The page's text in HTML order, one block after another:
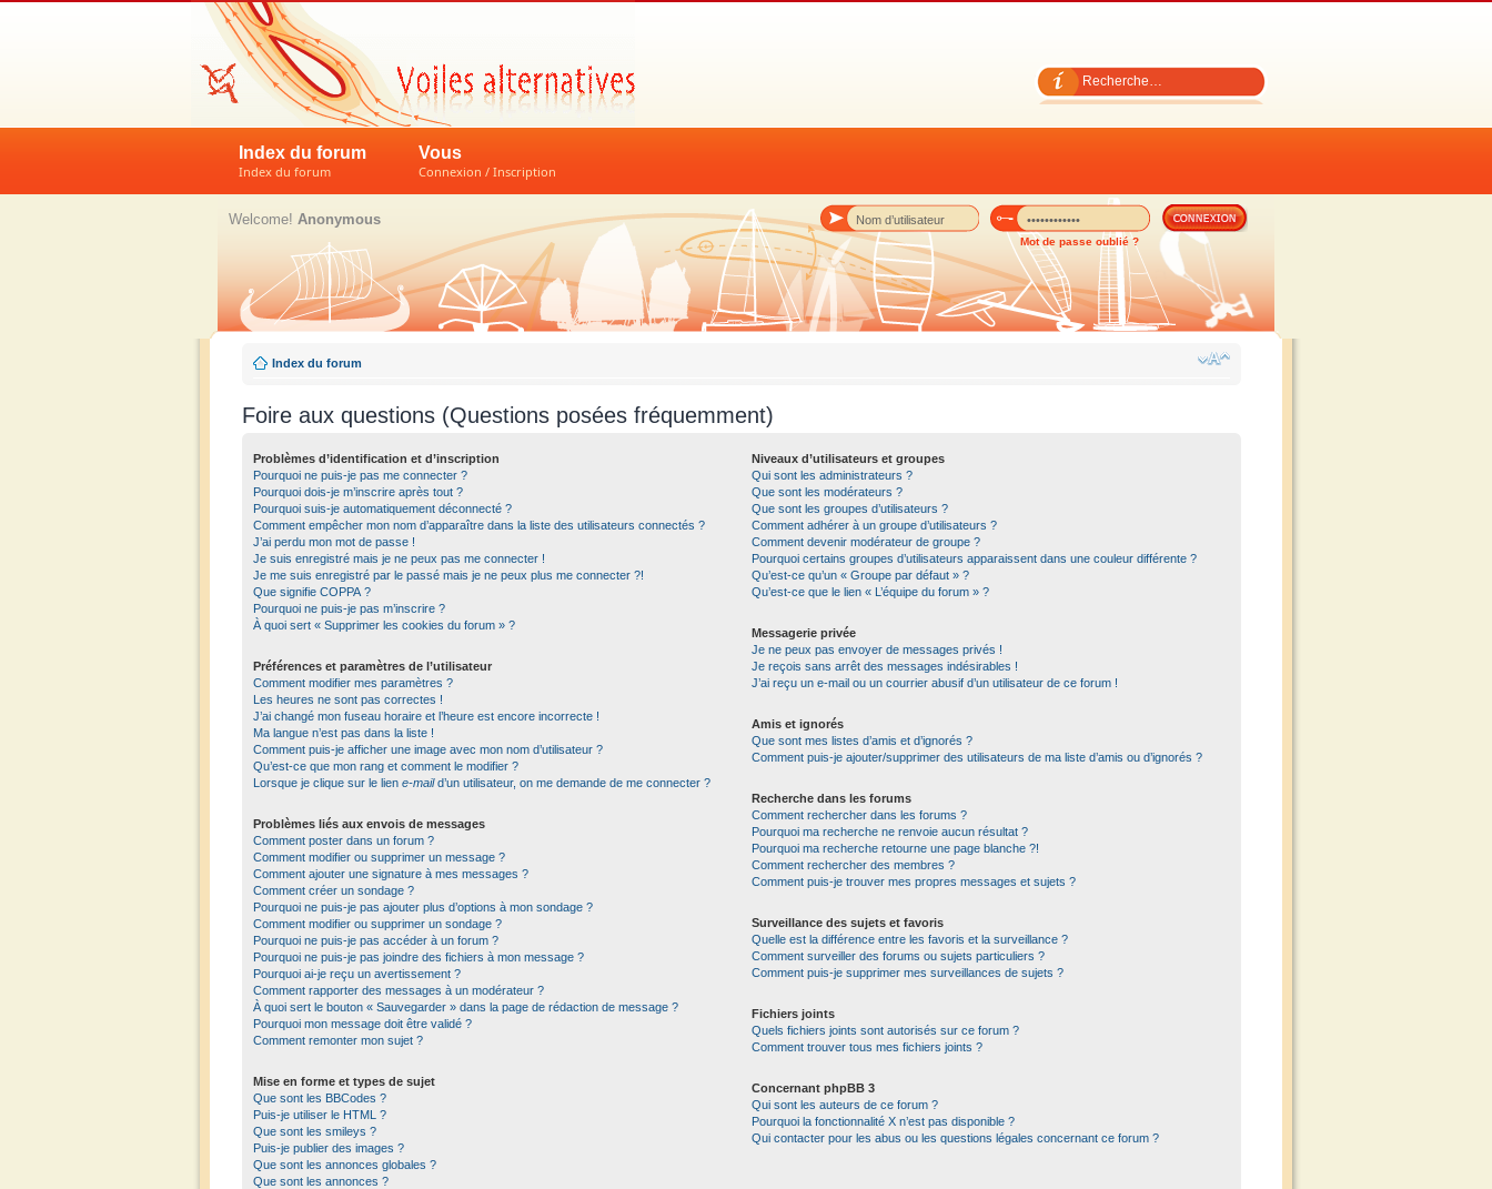
Index du forum
Index du forum
Vous
Connexion / Inscription
Mot de passe oublié ?
Welcome! Anonymous
Index du forum
Foire aux questions (Questions posées fréquemment)
Problèmes d’identification et d’inscription
Pourquoi ne puis-je pas me connecter ?
Pourquoi dois-je m’inscrire après tout ?
Pourquoi suis-je automatiquement déconnecté ?
Comment empêcher mon nom d’apparaître dans la liste des utilisateurs connectés ?
J’ai perdu mon mot de passe !
Je suis enregistré mais je ne peux pas me connecter !
Je me suis enregistré par le passé mais je ne peux plus me connecter ?!
Que signifie COPPA ?
Pourquoi ne puis-je pas m’inscrire ?
À quoi sert « Supprimer les cookies du forum » ?
Préférences et paramètres de l’utilisateur
Comment modifier mes paramètres ?
Les heures ne sont pas correctes !
J’ai changé mon fuseau horaire et l’heure est encore incorrecte !
Ma langue n’est pas dans la liste !
Comment puis-je afficher une image avec mon nom d’utilisateur ?
Qu’est-ce que mon rang et comment le modifier ?
Lorsque je clique sur le lien e-maild’un utilisateur, on me demande de me connecter ?
Problèmes liés aux envois de messages
Comment poster dans un forum ?
Comment modifier ou supprimer un message ?
Comment ajouter une signature à mes messages ?
Comment créer un sondage ?
Pourquoi ne puis-je pas ajouter plus d’options à mon sondage ?
Comment modifier ou supprimer un sondage ?
Pourquoi ne puis-je pas accéder à un forum ?
Pourquoi ne puis-je pas joindre des fichiers à mon message ?
Pourquoi ai-je reçu un avertissement ?
Comment rapporter des messages à un modérateur ?
À quoi sert le bouton « Sauvegarder » dans la page de rédaction de message ?
Pourquoi mon message doit être validé ?
Comment remonter mon sujet ?
Mise en forme et types de sujet
Que sont les BBCodes ?
Puis-je utiliser le HTML ?
Que sont les smileys ?
Puis-je publier des images ?
Que sont les annonces globales ?
Que sont les annonces ?
Niveaux d’utilisateurs et groupes
Qui sont les administrateurs ?
Que sont les modérateurs ?
Que sont les groupes d’utilisateurs ?
Comment adhérer à un groupe d’utilisateurs ?
Comment devenir modérateur de groupe ?
Pourquoi certains groupes d’utilisateurs apparaissent dans une couleur différente ?
Qu’est-ce qu’un « Groupe par défaut » ?
Qu’est-ce que le lien « L’équipe du forum » ?
Messagerie privée
Je ne peux pas envoyer de messages privés !
Je reçois sans arrêt des messages indésirables !
J’ai reçu un e-mail ou un courrier abusif d’un utilisateur de ce forum !
Amis et ignorés
Que sont mes listes d’amis et d’ignorés ?
Comment puis-je ajouter/supprimer des utilisateurs de ma liste d’amis ou d’ignorés ?
Recherche dans les forums
Comment rechercher dans les forums ?
Pourquoi ma recherche ne renvoie aucun résultat ?
Pourquoi ma recherche retourne une page blanche ?!
Comment rechercher des membres ?
Comment puis-je trouver mes propres messages et sujets ?
Surveillance des sujets et favoris
Quelle est la différence entre les favoris et la surveillance ?
Comment surveiller des forums ou sujets particuliers ?
Comment puis-je supprimer mes surveillances de sujets ?
Fichiers joints
Quels fichiers joints sont autorisés sur ce forum ?
Comment trouver tous mes fichiers joints ?
Concernant phpBB 3
Qui sont les auteurs de ce forum ?
Pourquoi la fonctionnalité X n’est pas disponible ?
Qui contacter pour les abus ou les questions légales concernant ce forum ?